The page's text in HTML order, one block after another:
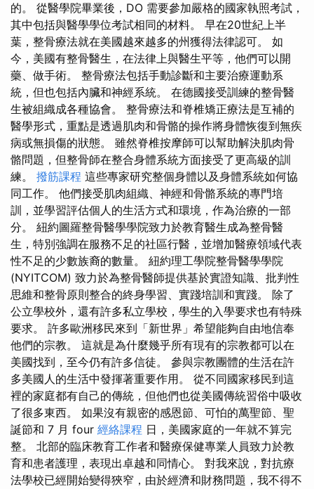
的。 從醫學院畢業後，DO 需要參加嚴格的國家執照考試，
其中包括與醫學學位考試相同的材料。 早在20世紀上半
葉，整骨療法就在美國越來越多的州獲得法律認可。 如
今，美國有整骨醫生，在法律上與醫生平等，他們可以開
藥、做手術。 整骨療法包括手動診斷和主要治療運動系
統，但也包括內臟和神經系統。 在德國接受訓練的整骨醫
生被組織成各種協會。 整骨療法和脊椎矯正療法是互補的
醫學形式，重點是透過肌肉和骨骼的操作將身體恢復到無疾
病或無損傷的狀態。 雖然脊椎按摩師可以幫助解決肌肉骨
骼問題，但整骨師在整合身體系統方面接受了更高級的訓
練。 撥筋課程 這些專家研究整個身體以及身體系統如何協
同工作。 他們接受肌肉組織、神經和骨骼系統的專門培
訓，並學習評估個人的生活方式和環境，作為治療的一部
分。 紐約圖羅整骨醫學學院致力於教育醫生成為整骨醫
生，特別強調在服務不足的社區行醫，並增加醫療領域代表
性不足的少數族裔的數量。 紐約理工學院整骨醫學學院
(NYITCOM) 致力於為整骨醫師提供基於實證知識、批判性
思維和整骨原則整合的終身學習、實踐培訓和實踐。 除了
公立學校外，還有許多私立學校，學生的入學要求也有特殊
要求。 許多歐洲移民來到「新世界」希望能夠自由地信奉
他們的宗教。 這就是為什麼幾乎所有現有的宗教都可以在
美國找到，至今仍有許多信徒。 參與宗教團體的生活在許
多美國人的生活中發揮著重要作用。 從不同國家移民到這
裡的家庭都有自己的傳統，但他們也從美國傳統習俗中吸收
了很多東西。 如果沒有親密的感恩節、可怕的萬聖節、聖
誕節和 7 月 four 經絡課程 日，美國家庭的一年就不算完
整。 北部的臨床教育工作者和醫療保健專業人員致力於教
育和患者護理，表現出卓越和同情心。 對我來說，對抗療
法學校已經開始變得狹窄，由於經濟和財務問題，我不得不